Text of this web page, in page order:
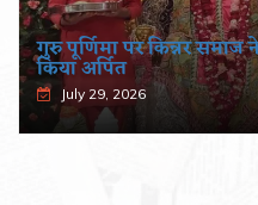
गुरु पूर्णिमा पर किन्नर समाज
किया अर्पित
July 29, 2026